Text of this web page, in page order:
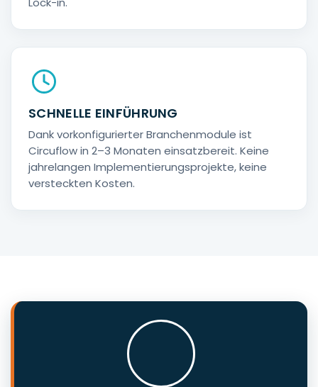
SCHNELLE EINFÜHRUNG
Dank vorkonfigurierter Branchenmodule ist
Circuflow in 2–3 Monaten einsatzbereit. Keine
jahrelangen Implementierungsprojekte, keine
versteckten Kosten.